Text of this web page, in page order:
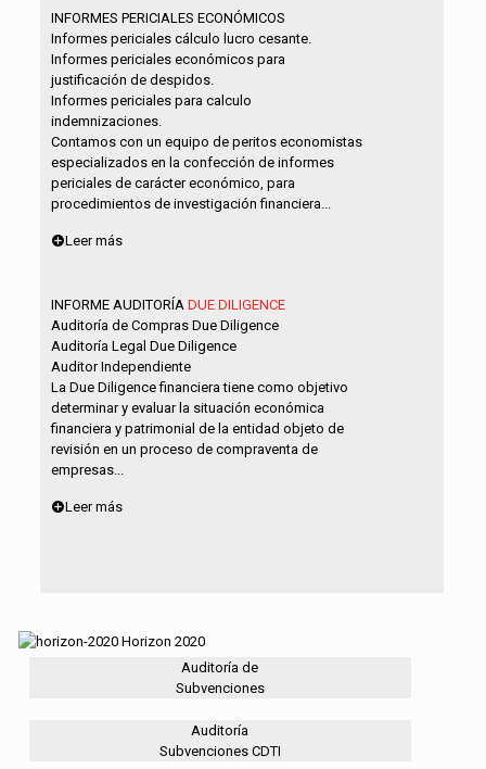
INFORMES PERICIALES ECONÓMICOS
Informes periciales cálculo lucro cesante.
Informes periciales económicos para
justificación de despidos.
Informes periciales para calculo
indemnizaciones.
Contamos con un equipo de peritos economistas
especializados en la confección de informes
periciales de carácter económico, para
procedimientos de investigación financiera...
Leer más
INFORME AUDITORÍA DUE DILIGENCE
Auditoría de Compras Due Diligence
Auditoría Legal Due Diligence
Auditor Independiente
La Due Diligence financiera tiene como objetivo
determinar y evaluar la situación económica
financiera y patrimonial de la entidad objeto de
revisión en un proceso de compraventa de
empresas...
Leer más
Auditoría de
Subvenciones
Auditoría
Subvenciones CDTI